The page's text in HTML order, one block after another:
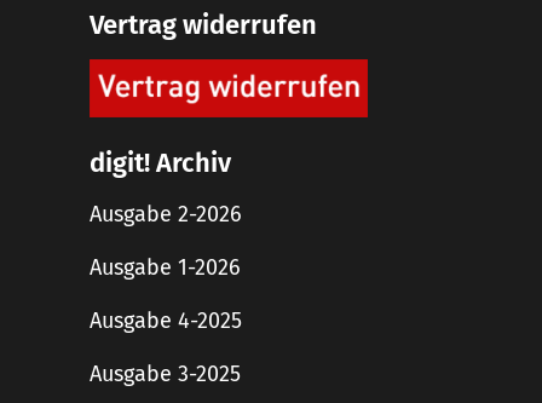
Vertrag widerrufen
digit! Archiv
Ausgabe 2-2026
Ausgabe 1-2026
Ausgabe 4-2025
Ausgabe 3-2025